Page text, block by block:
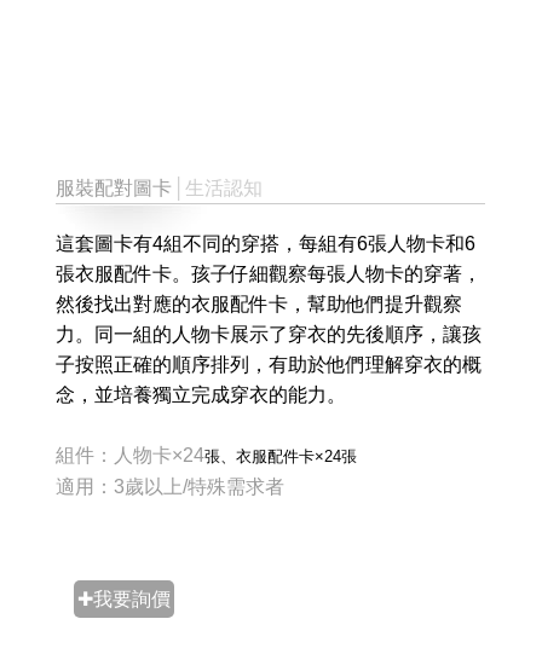
服裝配對圖卡 │生活認知
這套圖卡有4組不同的穿搭，每組有6張人物卡和6
張衣服配件卡。孩子仔細觀察每張人物卡的穿著，
然後找出對應的衣服配件卡，幫助他們提升觀察
力。同一組的人物卡展示了穿衣的先後順序，讓孩
子按照正確的順序排列，有助於他們理解穿衣的概
念，並培養獨立完成穿衣的能力。
組件：人物卡×24張、衣服配件卡×24張
適用：3歲以上/特殊需求者
✚我要詢價